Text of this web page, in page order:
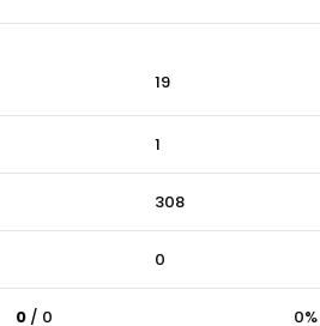
19
1
308
0
0 / 0 0%